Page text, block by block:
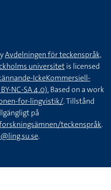
Avdelningen för teckenspråk,
universitetis licensed
IckeKommersiell-
NC-SA 4.0).Based on a work
for-lingvistik/. Tillstånd
på
teckenspråk.
.